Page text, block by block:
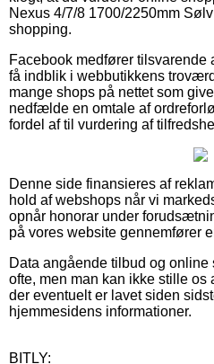
Nexus 4/7/8 1700/2250mm
shopping.
Facebook medfører
få indblik i webbutikkens
mange shops på nettet som
nedfælde en omtale af
fordel af til vurdering af
Denne side finansieres af
hold af webshops når vi
opnår honorar under
på vores website gennemfører
Data angående tilbud og
ofte, men man kan ikke stille os
der eventuelt er lavet siden
hjemmesidens informationer.
BITLY: